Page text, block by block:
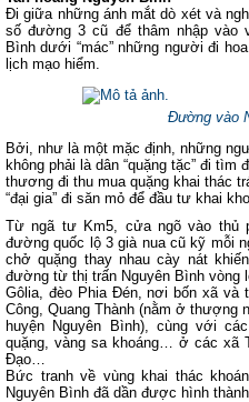
Đi giữa những ánh mắt dò xét và
số đường 3 cũ để thâm nhập vào
Bình dưới “mác” những người đi
lịch mạo hiểm.
Đường vào
Bởi, như là một mặc định, những
không phải là dân “quặng tặc” đi tìm
thương đi thu mua quặng khai thác
“đại gia” đi săn mỏ để đầu tư khai
Từ ngã tư Km5, cửa ngõ vào thủ
đường quốc lộ 3 già nua cũ kỹ mỗi
chở quặng thay nhau cày nát
đường từ thị trấn Nguyên Bình vòng
Gôlia, đèo Phia Đén, nơi bốn xã và
Công, Quang Thành (nằm ở thượng
huyện Nguyên Bình), cùng với
quặng, vàng sa khoáng… ở các xã
Đạo…
Bức tranh về vùng khai thác
Nguyên Bình đã dần được hình